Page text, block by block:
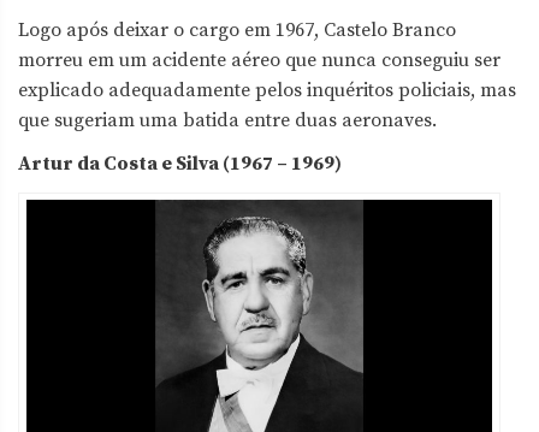
Logo após deixar o cargo em 1967, Castelo Branco
morreu em um acidente aéreo que nunca conseguiu ser
explicado adequadamente pelos inquéritos policiais, mas
que sugeriam uma batida entre duas aeronaves.
Artur da Costa e Silva (1967 – 1969)